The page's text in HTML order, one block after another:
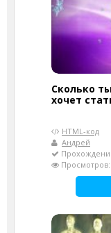
Сколько
хочет
HTML-код
Андрей